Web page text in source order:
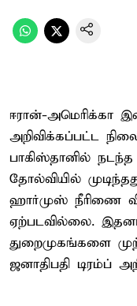
ஈரான்-அமெரிக்கா
அறிவிக்கப்பட்ட
பாகிஸ்தானில்
தோல்வியில்
ஹார்முஸ் நீரிணை
ஏற்படவில்லை.
துறைமுகங்களை
ஜனாதிபதி டிரம்ப்